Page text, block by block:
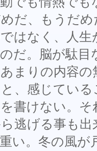
だ、もうだ
はなく、人
だ。脳が駄
まりの内容
、感じてい
書けない。
逃げる事も
い。冬の風が